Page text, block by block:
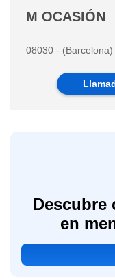
M OCASIÓN
08030 - (Barcelona)
Descubre
en